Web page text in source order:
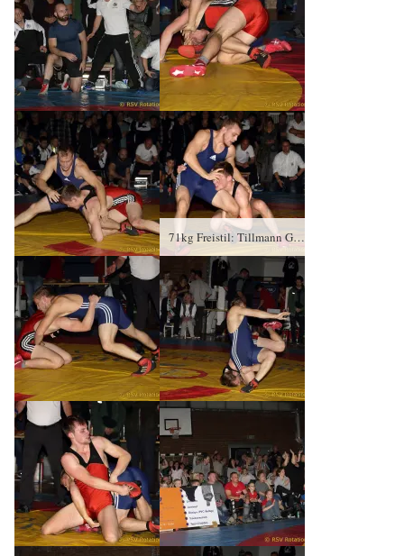
71kg Freistil: Tillmann Germar, KSC Motor Jena gegen Brain Tewes (blaues Trikot), RSV Rotation Greiz – 0:1/PS/6:8/06:00